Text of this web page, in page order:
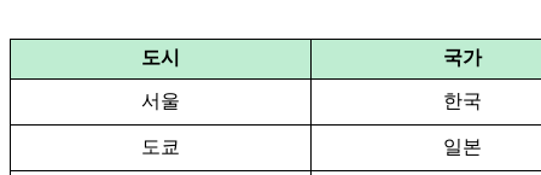
도시 국가
서울 한국
도쿄 일본